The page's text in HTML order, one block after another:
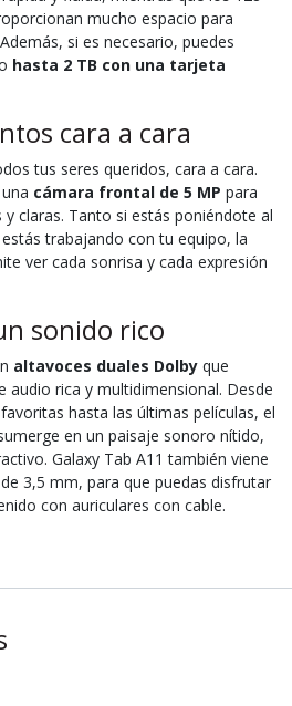
mucho espacio para
si es necesario, puedes
hasta 2 TB con una tarjeta
cara a cara
tus seres queridos, cara a cara.
cámara frontal de 5 MP para
claras. Tanto si estás poniéndote al
trabajando con tu equipo, la
ver cada sonrisa y cada expresión
sonido rico
altavoces duales Dolby que
audio rica y multidimensional. Desde
hasta las últimas películas, el
en un paisaje sonoro nítido,
Galaxy Tab A11 también viene
3,5 mm, para que puedas disfrutar
con auriculares con cable.